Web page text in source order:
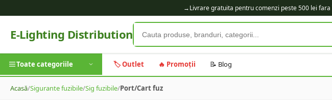
→Livrare gratuita pentru comenzi peste 500 lei fara
E-Lighting Distribution
Toate categoriile 🏷️ Outlet 🔥 Promoții 📝 Blog
Acasă/Sigurante fuzibile/Sig fuzibile/Port/Cart fuz